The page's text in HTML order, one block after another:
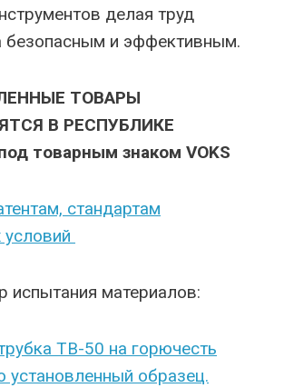
делая труд
безопасным и эффективным.
ТОВАРЫ
В РЕСПУБЛИКЕ
товарным знаком VOKS
стандартам
условий
испытания материалов:
ТВ-50 на горючесть
установленный образец.